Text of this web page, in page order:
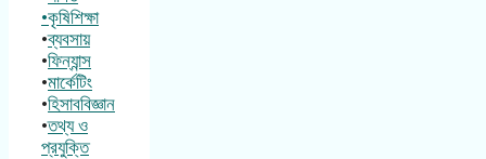
•কৃষিশিক্ষা
•ব্যবসায়
•ফিন্যান্স
•মার্কেটিং
•হিসাববিজ্ঞান
•তথ্য ও
প্রযুক্তি